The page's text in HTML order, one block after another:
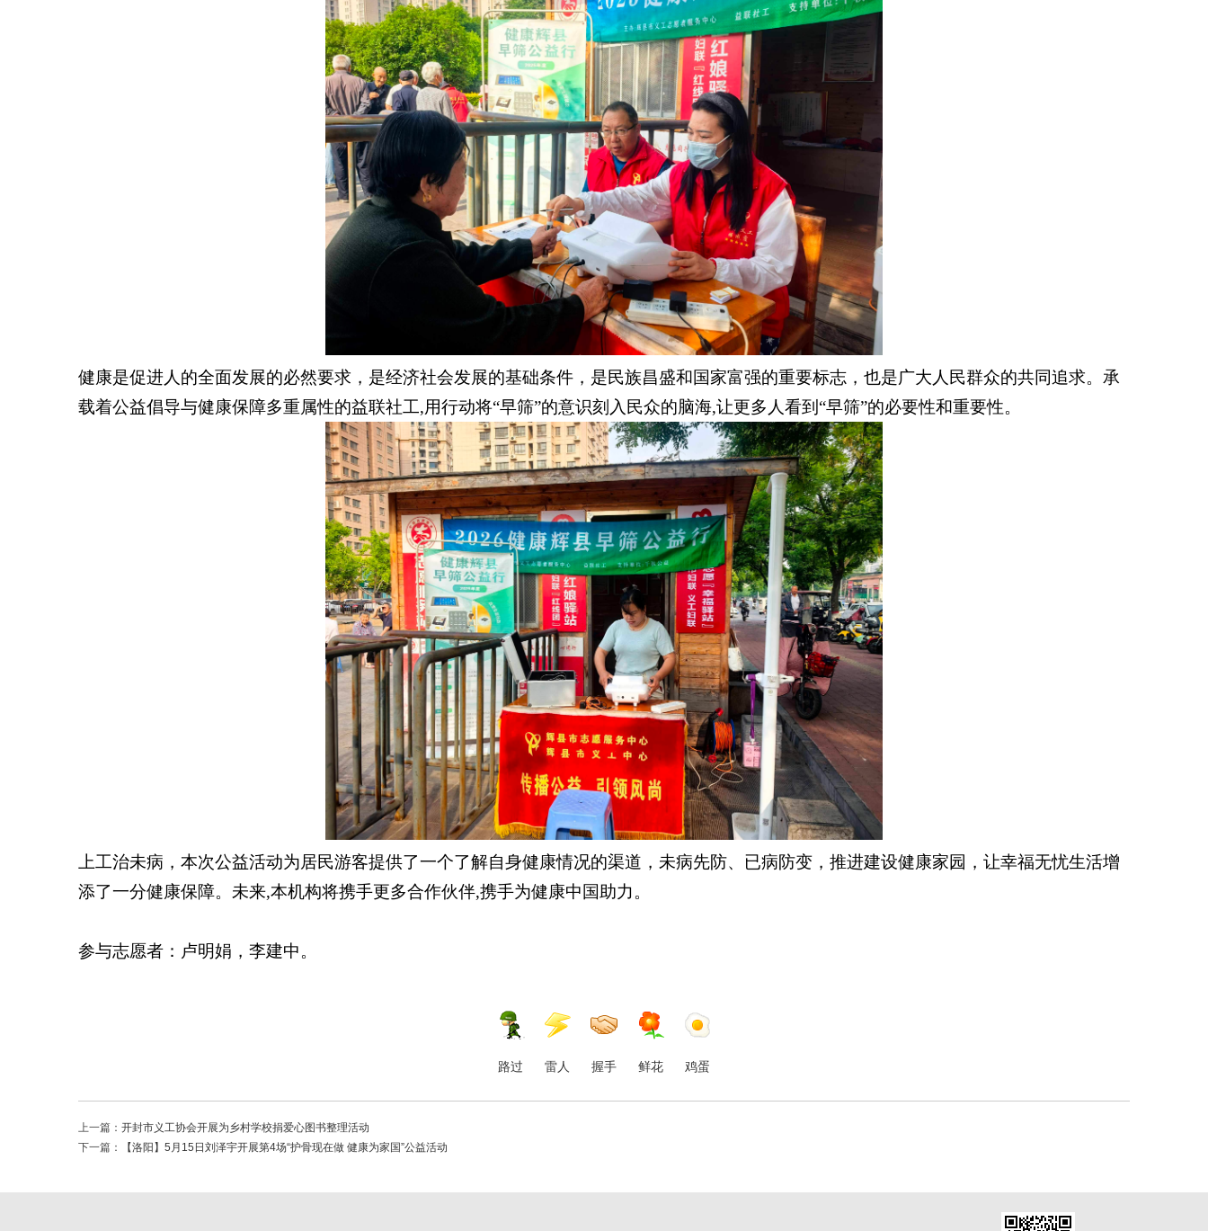
健康是促进人的全面发展的必然要求，是经济社会发展的基础条件，是民族昌盛和国家富强的重要标志，也是广大人民群众的共同追求。承
载着公益倡导与健康保障多重属性的益联社工,用行动将“早筛”的意识刻入民众的脑海,让更多人看到“早筛”的必要性和重要性。
上工治未病，本次公益活动为居民游客提供了一个了解自身健康情况的渠道，未病先防、已病防变，推进建设健康家园，让幸福无忧生活增
添了一分健康保障。未来,本机构将携手更多合作伙伴,携手为健康中国助力。
参与志愿者：卢明娟，李建中。
路过 雷人 握手 鲜花 鸡蛋
上一篇： 开封市义工协会开展为乡村学校捐爱心图书整理活动
下一篇：
【洛阳】5月15日刘泽宇开展第4场“护骨现在做 健康为家国”公益活动